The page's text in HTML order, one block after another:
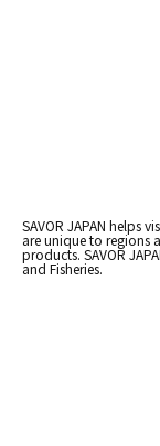
SAVOR JAPAN helps
are unique to regions
products. SAVOR
and Fisheries.